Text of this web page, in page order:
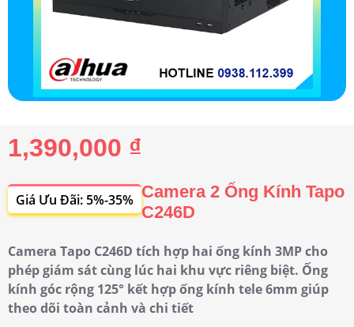
1,390,000 ₫
Giá Ưu Đãi: 5%-35% Camera 2 Ống Kính Tapo
C246D
Camera Tapo C246D tích hợp hai ống kính 3MP cho
phép giám sát cùng lúc hai khu vực riêng biệt. Ống
kính góc rộng 125° kết hợp ống kính tele 6mm giúp
theo dõi toàn cảnh và chi tiết